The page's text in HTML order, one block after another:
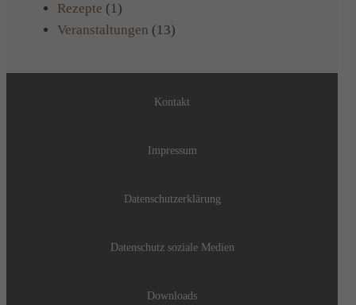
Rezepte (1)
Veranstaltungen (13)
Kontakt
Impressum
Datenschutzerklärung
Datenschutz soziale Medien
Downloads